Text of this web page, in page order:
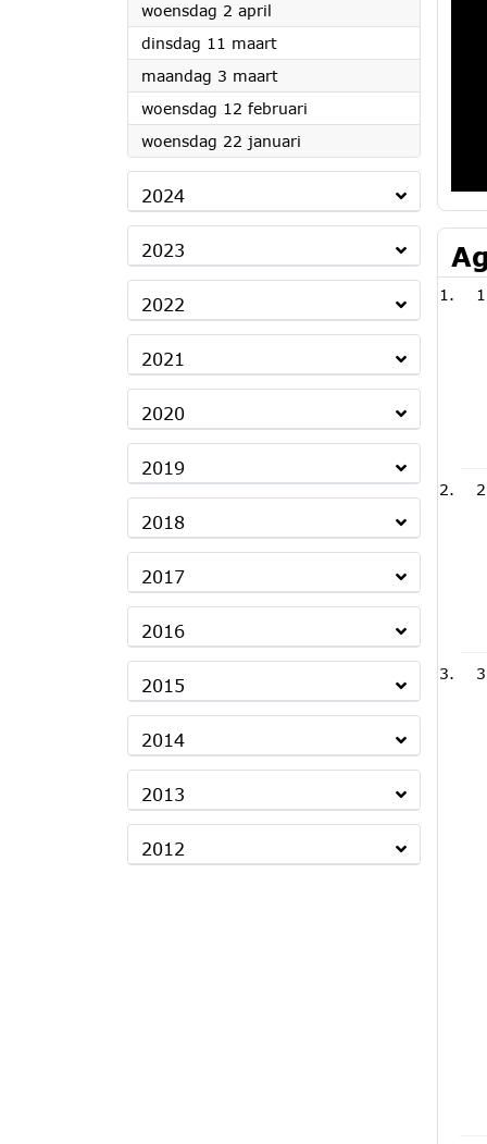
woensdag 2 april
dinsdag 11 maart2025
maandag 3 maart2025
woensdag 12 februari
woensdag 22 januari
2024
2023
2022
2021
2020
2019
2018
2017
2016
2015
2014
2013
2012
1
2
3